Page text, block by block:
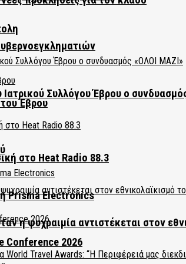
Συλλόγου Έβρου ο
στο Heat Radio 88.3
η ψυχραιμία αντιστέκεται στον
Έβρου
Prisma Electronics
Conference 2026